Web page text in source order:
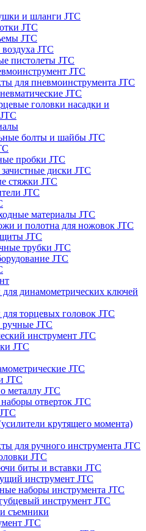
и шланги JTC
JTC
JTC
JTC
пистолеты JTC
JTC
для пневмоинструмента JTC
JTC
головки насадки и
болты и шайбы JTC
пробки JTC
диски JTC
стяжки JTC
JTC
материалы JTC
и полотна для ножовок JTC
JTC
трубки JTC
JTC
для динамометрических ключей
торцевых головок JTC
ручные JTC
инструмент JTC
JTC
JTC
JTC
металлу JTC
отверток JTC
крутящего момента)
для ручного инструмента JTC
JTC
биты и вставки JTC
инструмент JTC
наборы инструмента JTC
инструмент JTC
съемники
JTC